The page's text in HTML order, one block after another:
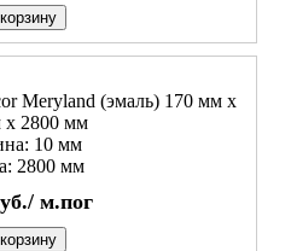
Meryland (эмаль) 170 мм х
х 2800 мм
10 мм
2800 мм
м.пог